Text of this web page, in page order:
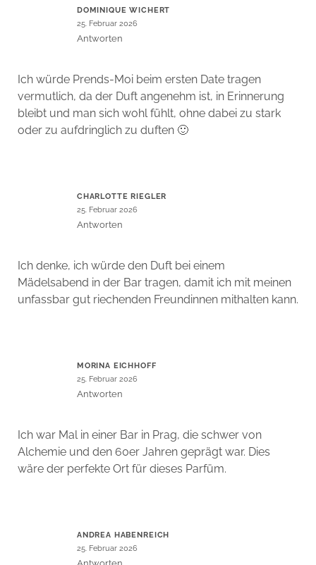
DOMINIQUE WICHERT
25. Februar 2026
Antworten
Ich würde Prends-Moi beim ersten Date tragen
vermutlich, da der Duft angenehm ist, in Erinnerung
bleibt und man sich wohl fühlt, ohne dabei zu stark
oder zu aufdringlich zu duften 🙂
CHARLOTTE RIEGLER
25. Februar 2026
Antworten
Ich denke, ich würde den Duft bei einem
Mädelsabend in der Bar tragen, damit ich mit meinen
unfassbar gut riechenden Freundinnen mithalten kann.
MORINA EICHHOFF
25. Februar 2026
Antworten
Ich war Mal in einer Bar in Prag, die schwer von
Alchemie und den 60er Jahren geprägt war. Dies
wäre der perfekte Ort für dieses Parfüm.
ANDREA HABENREICH
25. Februar 2026